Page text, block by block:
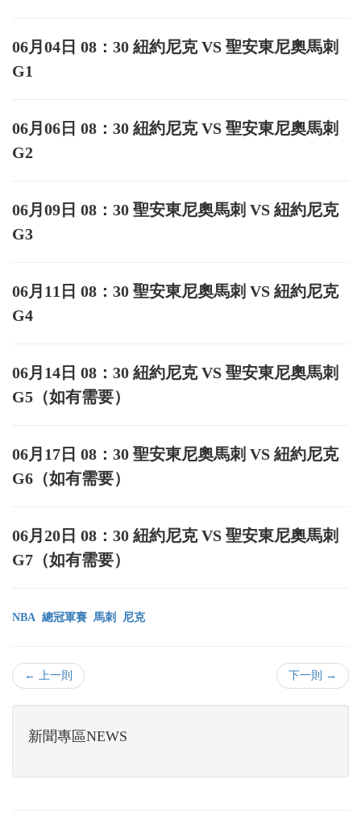
06月04日 08：30 紐約尼克 VS 聖安東尼奧馬刺
G1
06月06日 08：30 紐約尼克 VS 聖安東尼奧馬刺
G2
06月09日 08：30 聖安東尼奧馬刺 VS 紐約尼克
G3
06月11日 08：30 聖安東尼奧馬刺 VS 紐約尼克
G4
06月14日 08：30 紐約尼克 VS 聖安東尼奧馬刺
G5（如有需要）
06月17日 08：30 聖安東尼奧馬刺 VS 紐約尼克
G6（如有需要）
06月20日 08：30 紐約尼克 VS 聖安東尼奧馬刺
G7（如有需要）
NBA 總冠軍賽 馬刺 尼克
← 上一則 下一則 →
新聞專區NEWS